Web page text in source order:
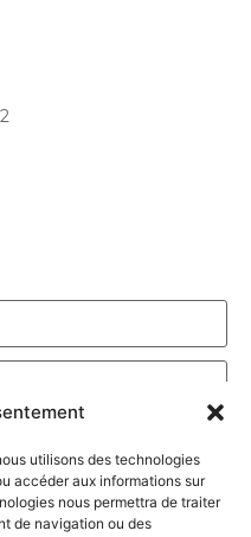
utilisons des technologies
accéder aux informations sur
nous permettra de traiter
de navigation ou des